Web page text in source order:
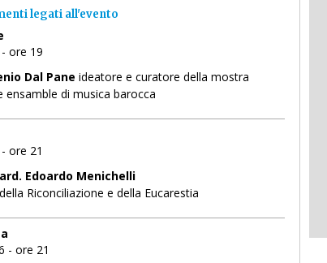
legati all'evento
ore 19
Dal Pane ideatore e curatore della mostra
ensamble di musica barocca
ore 21
Edoardo Menichelli
Riconciliazione e della Eucarestia
- ore 21